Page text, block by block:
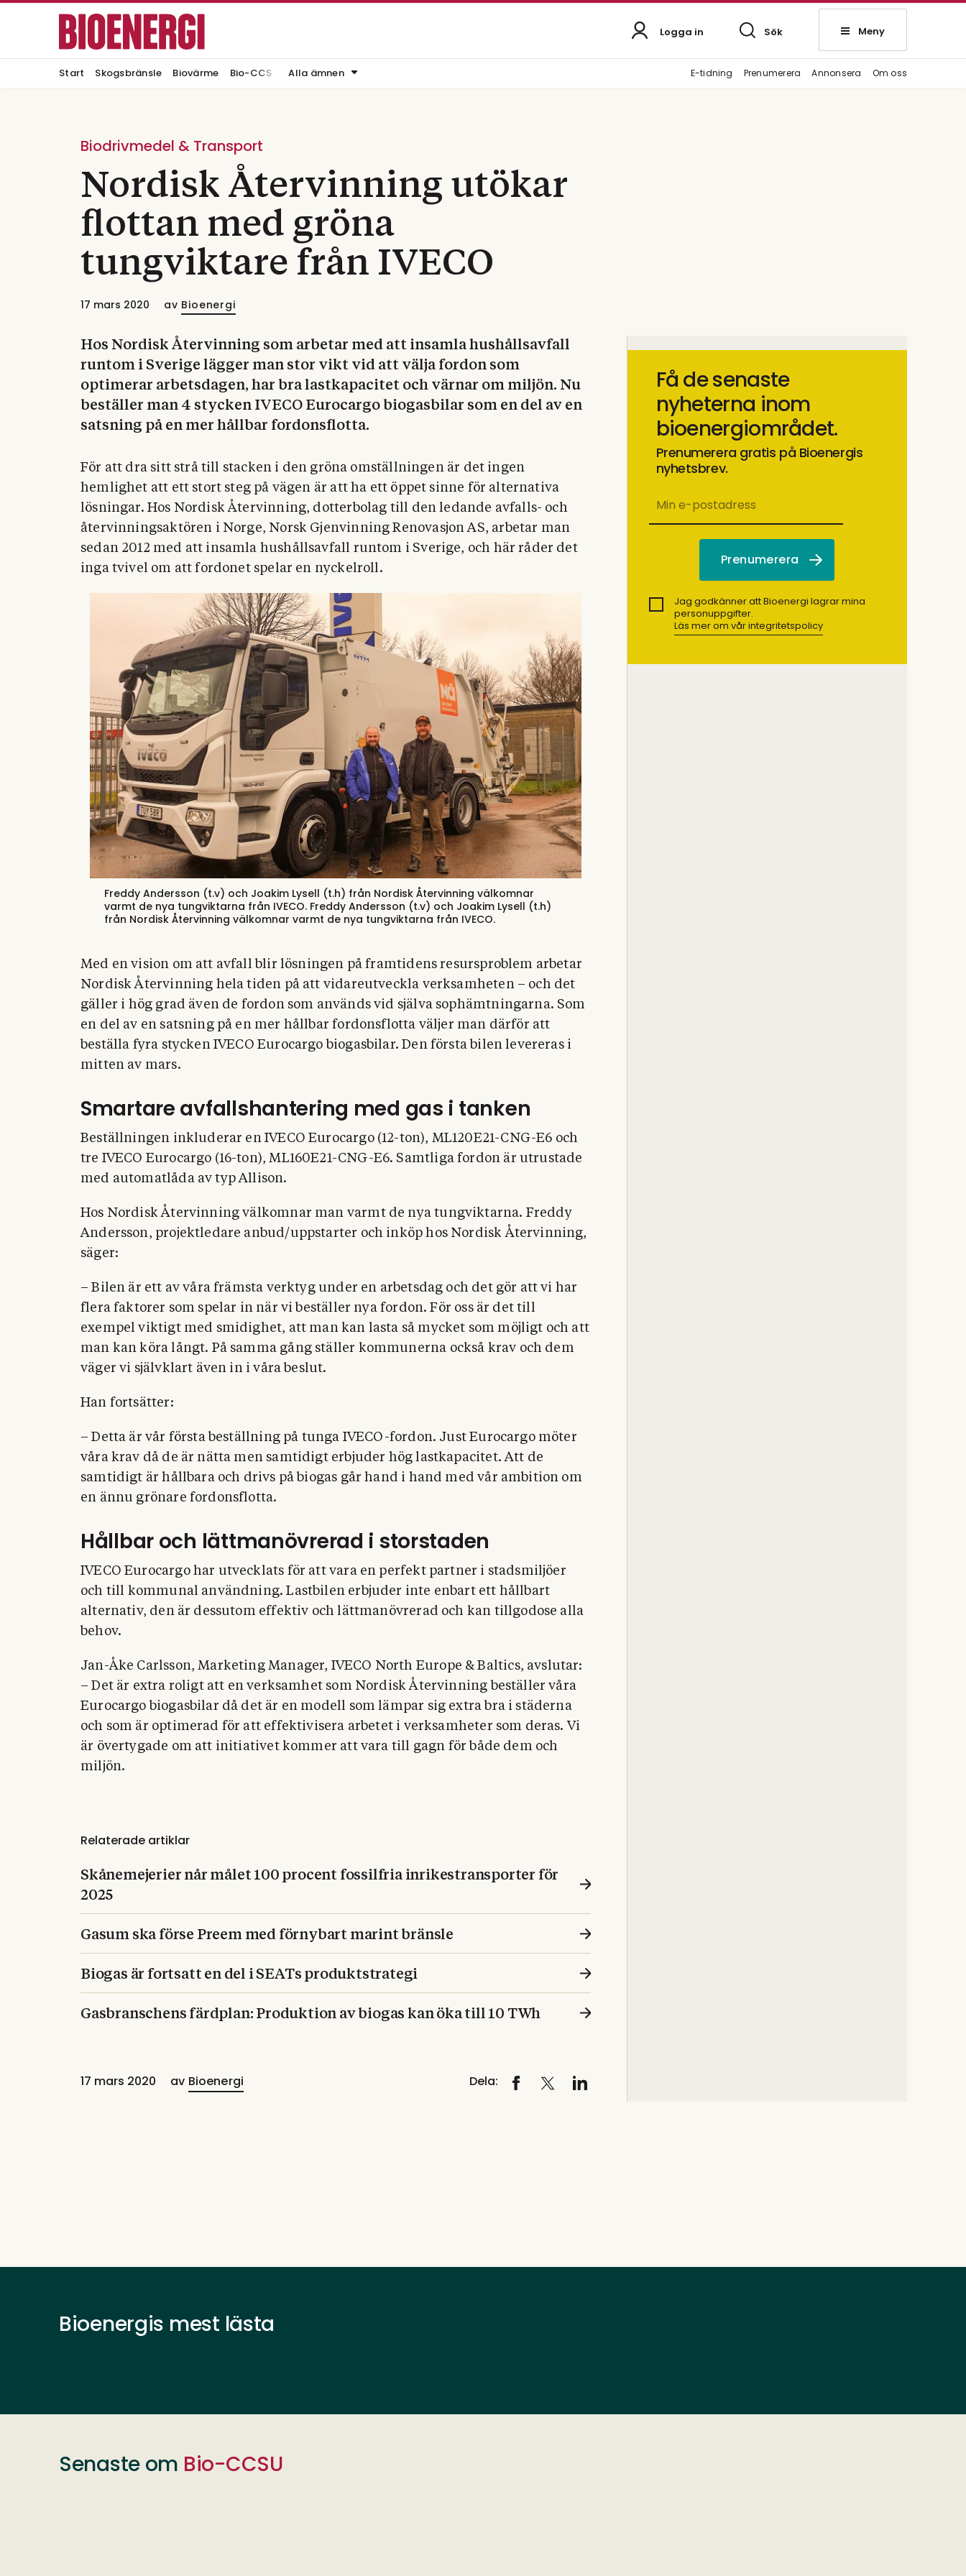
Logga in Sök Meny
Start Skogsbränsle Biovärme Bio-CCS Alla ämnen E-tidning Prenumerera Annonsera Om oss
Biodrivmedel & Transport
Nordisk Återvinning utökar
flottan med gröna
tungviktare från IVECO
17 mars 2020 av Bioenergi
Hos Nordisk Återvinning som arbetar med att insamla hushållsavfall
runtom i Sverige lägger man stor vikt vid att välja fordon som
optimerar arbetsdagen, har bra lastkapacitet och värnar om miljön. Nu
beställer man 4 stycken IVECO Eurocargo biogasbilar som en del av en
satsning på en mer hållbar fordonsflotta.
För att dra sitt strå till stacken i den gröna omställningen är det ingen
hemlighet att ett stort steg på vägen är att ha ett öppet sinne för alternativa
lösningar. Hos Nordisk Återvinning, dotterbolag till den ledande avfalls- och
återvinningsaktören i Norge, Norsk Gjenvinning Renovasjon AS, arbetar man
sedan 2012 med att insamla hushållsavfall runtom i Sverige, och här råder det
inga tvivel om att fordonet spelar en nyckelroll.
Freddy Andersson (t.v) och Joakim Lysell (t.h) från Nordisk Återvinning välkomnar
varmt de nya tungviktarna från IVECO. Freddy Andersson (t.v) och Joakim Lysell (t.h)
från Nordisk Återvinning välkomnar varmt de nya tungviktarna från IVECO.
Med en vision om att avfall blir lösningen på framtidens resursproblem arbetar
Nordisk Återvinning hela tiden på att vidareutveckla verksamheten – och det
gäller i hög grad även de fordon som används vid själva sophämtningarna. Som
en del av en satsning på en mer hållbar fordonsflotta väljer man därför att
beställa fyra stycken IVECO Eurocargo biogasbilar. Den första bilen levereras i
mitten av mars.
Smartare avfallshantering med gas i tanken
Beställningen inkluderar en IVECO Eurocargo (12-ton), ML120E21-CNG-E6 och
tre IVECO Eurocargo (16-ton), ML160E21-CNG-E6. Samtliga fordon är utrustade
med automatlåda av typ Allison.
Hos Nordisk Återvinning välkomnar man varmt de nya tungviktarna. Freddy
Andersson, projektledare anbud/uppstarter och inköp hos Nordisk Återvinning,
säger:
– Bilen är ett av våra främsta verktyg under en arbetsdag och det gör att vi har
flera faktorer som spelar in när vi beställer nya fordon. För oss är det till
exempel viktigt med smidighet, att man kan lasta så mycket som möjligt och att
man kan köra långt. På samma gång ställer kommunerna också krav och dem
väger vi självklart även in i våra beslut.
Han fortsätter:
– Detta är vår första beställning på tunga IVECO-fordon. Just Eurocargo möter
våra krav då de är nätta men samtidigt erbjuder hög lastkapacitet. Att de
samtidigt är hållbara och drivs på biogas går hand i hand med vår ambition om
en ännu grönare fordonsflotta.
Hållbar och lättmanövrerad i storstaden
IVECO Eurocargo har utvecklats för att vara en perfekt partner i stadsmiljöer
och till kommunal användning. Lastbilen erbjuder inte enbart ett hållbart
alternativ, den är dessutom effektiv och lättmanövrerad och kan tillgodose alla
behov.
Jan-Åke Carlsson, Marketing Manager, IVECO North Europe & Baltics, avslutar:
– Det är extra roligt att en verksamhet som Nordisk Återvinning beställer våra
Eurocargo biogasbilar då det är en modell som lämpar sig extra bra i städerna
och som är optimerad för att effektivisera arbetet i verksamheter som deras. Vi
är övertygade om att initiativet kommer att vara till gagn för både dem och
miljön.
Relaterade artiklar
Skånemejerier når målet 100 procent fossilfria inrikestransporter för
2025
Gasum ska förse Preem med förnybart marint bränsle
Biogas är fortsatt en del i SEATs produktstrategi
Gasbranschens färdplan: Produktion av biogas kan öka till 10 TWh
17 mars 2020 av Bioenergi Dela:
Få de senaste
nyheterna inom
bioenergiområdet.
Prenumerera gratis på Bioenergis
nyhetsbrev.
Jag godkänner att Bioenergi lagrar mina
personuppgifter.
Läs mer om vår integritetspolicy
Bioenergis mest lästa
Senaste om Bio-CCSU